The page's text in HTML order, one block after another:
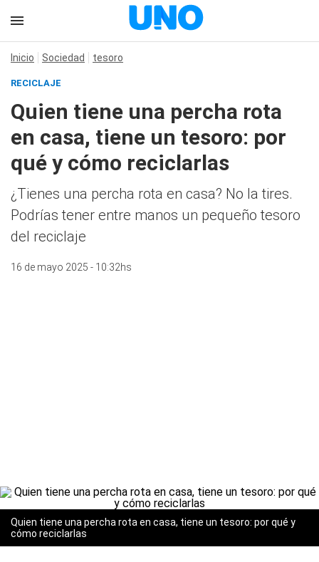
Inicio Sociedad tesoro
RECICLAJE
Quien tiene una percha rota
en casa, tiene un tesoro: por
qué y cómo reciclarlas
¿Tienes una percha rota en casa? No la tires.
Podrías tener entre manos un pequeño tesoro
del reciclaje
16 de mayo 2025 - 10:32hs
Quien tiene una percha rota en casa, tiene un tesoro: por qué y
cómo reciclarlas